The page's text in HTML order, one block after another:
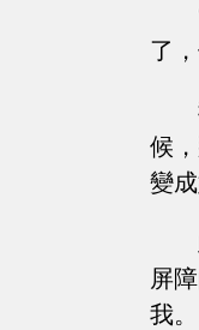
了
候
變
屏
我。